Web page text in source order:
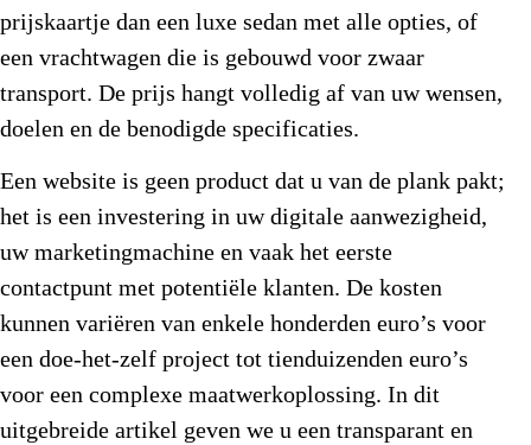
prijskaartje dan een luxe sedan met alle opties, of
een vrachtwagen die is gebouwd voor zwaar
transport. De prijs hangt volledig af van uw wensen,
doelen en de benodigde specificaties.
Een website is geen product dat u van de plank pakt;
het is een investering in uw digitale aanwezigheid,
uw marketingmachine en vaak het eerste
contactpunt met potentiële klanten. De kosten
kunnen variëren van enkele honderden euro’s voor
een doe-het-zelf project tot tienduizenden euro’s
voor een complexe maatwerkoplossing. In dit
uitgebreide artikel geven we u een transparant en